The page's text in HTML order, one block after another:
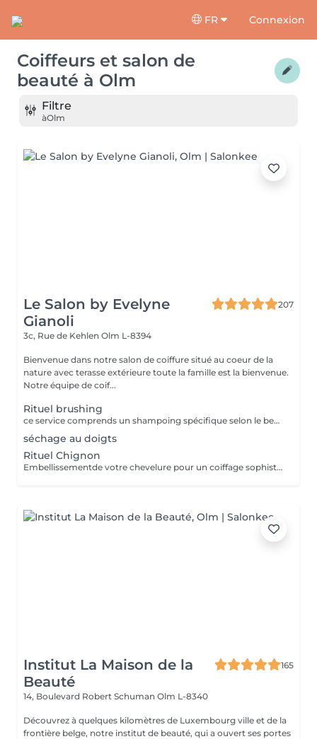
FR Connexion
Coiffeurs et salon de
beauté à Olm
Filtre
àOlm
Le Salon by Evelyne
Gianoli
207
3c, Rue de Kehlen Olm L-8394
Bienvenue dans notre salon de coiffure situé au coeur de la
nature avec terasse extérieure toute la famille est la bienvenue.
Notre équipe de coif...
Rituel brushing
ce service comprends un shampoing spécifique selon le besoin de votre cheveu et votre cuir chevelu * le soin ou masque n est pas compris
séchage au doigts
Rituel Chignon
Embellissementde votre chevelure pour un coiffage sophistiqué et personnalisé pour un événement spécial
Institut La Maison de la
Beauté
165
14, Boulevard Robert Schuman Olm L-8340
Découvrez à quelques kilomètres de Luxembourg ville et de la
frontière belge, notre institut de beauté, qui a ouvert ses portes